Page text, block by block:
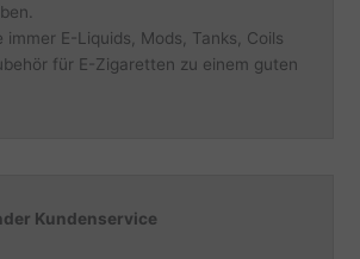
immer E-Liquids, Mods, Tanks, Coils
für E-Zigaretten zu einem guten
Kundenservice